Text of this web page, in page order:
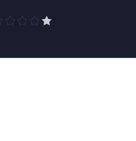
normatief gezin. De